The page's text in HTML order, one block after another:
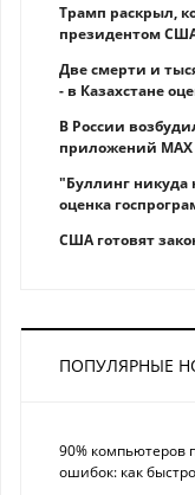
Трамп раскрыл,
президентом
Две смерти и
- в Казахстане
В России
приложений MAX
"Буллинг никуда
оценка
США готовят
ПОПУЛЯРНЫЕ
90% компьютеров
ошибок: как